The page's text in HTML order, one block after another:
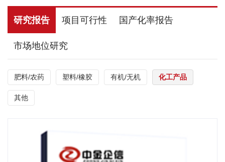
研究报告 项目可行性 国产化率报告
市场地位研究
肥料/农药 塑料/橡胶 有机/无机 化工产品
其他